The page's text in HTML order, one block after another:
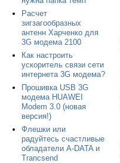
Расчет
зигзагообразных
антенн Харченко для
3G модема 2100
Как настроить
ускоритель связи сети
интернета 3G модема?
Прошивка USB 3G
модема HUAWEI
Modem 3.0 (новая
версия!)
Флешки или
радуйтесь счастливые
обладатели A-DATA и
Trancsend